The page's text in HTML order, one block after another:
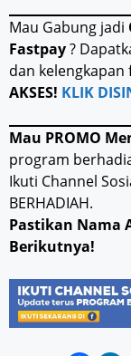
Mau Gabung jadi
Fastpay?
dan kelengkapan
AKSES! KLIK
Mau PROMO
program
Ikuti Channel
BERHADIAH.
Pastikan Nama
Berikutnya!